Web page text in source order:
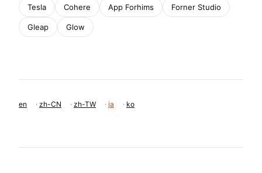
Tesla Cohere App Forhims Forner Studio
Gleap Glow
en · zh-CN · zh-TW · ja · ko